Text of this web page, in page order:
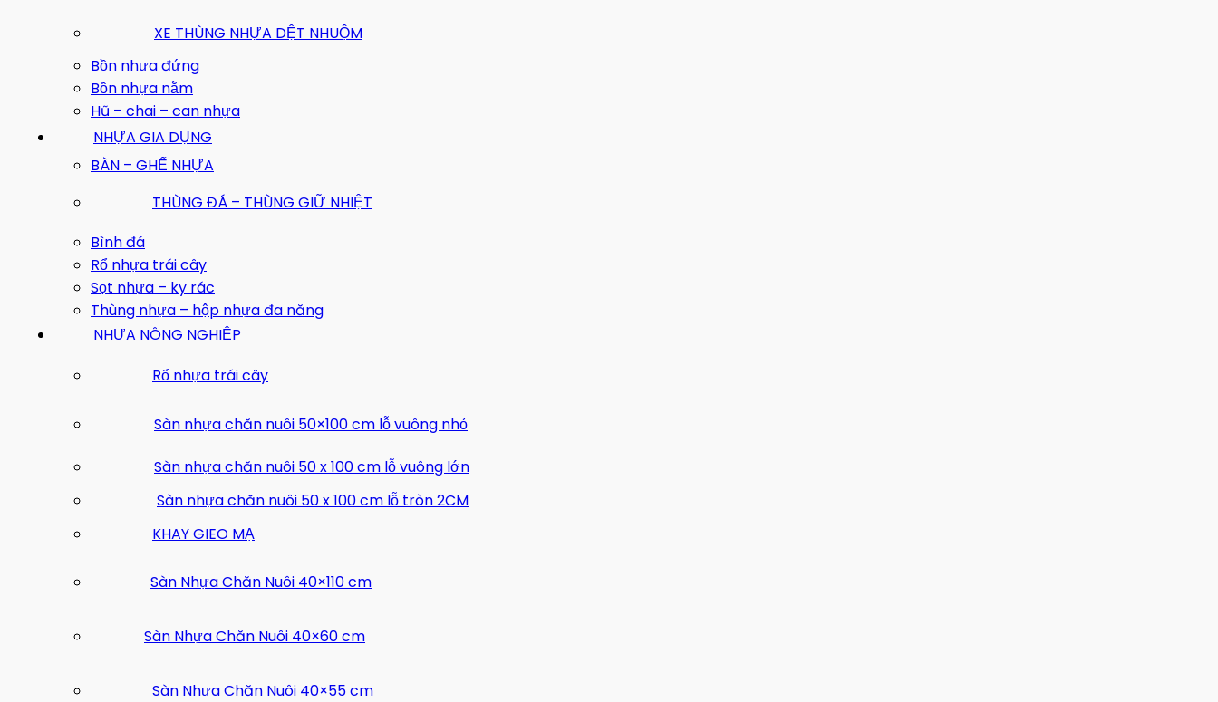
XE THÙNG NHỰA DỆT NHUỘM
Bồn nhựa đứng
Bồn nhựa nằm
Hũ – chai – can nhựa
NHỰA GIA DỤNG
BÀN – GHẾ NHỰA
THÙNG ĐÁ – THÙNG GIỮ NHIỆT
Bình đá
Rổ nhựa trái cây
Sọt nhựa – ky rác
Thùng nhựa – hộp nhựa đa năng
NHỰA NÔNG NGHIỆP
Rổ nhựa trái cây
Sàn nhựa chăn nuôi 50×100 cm lỗ vuông nhỏ
Sàn nhựa chăn nuôi 50 x 100 cm lỗ vuông lớn
Sàn nhựa chăn nuôi 50 x 100 cm lỗ tròn 2CM
KHAY GIEO MẠ
Sàn Nhựa Chăn Nuôi 40×110 cm
Sàn Nhựa Chăn Nuôi 40×60 cm
Sàn Nhựa Chăn Nuôi 40×55 cm